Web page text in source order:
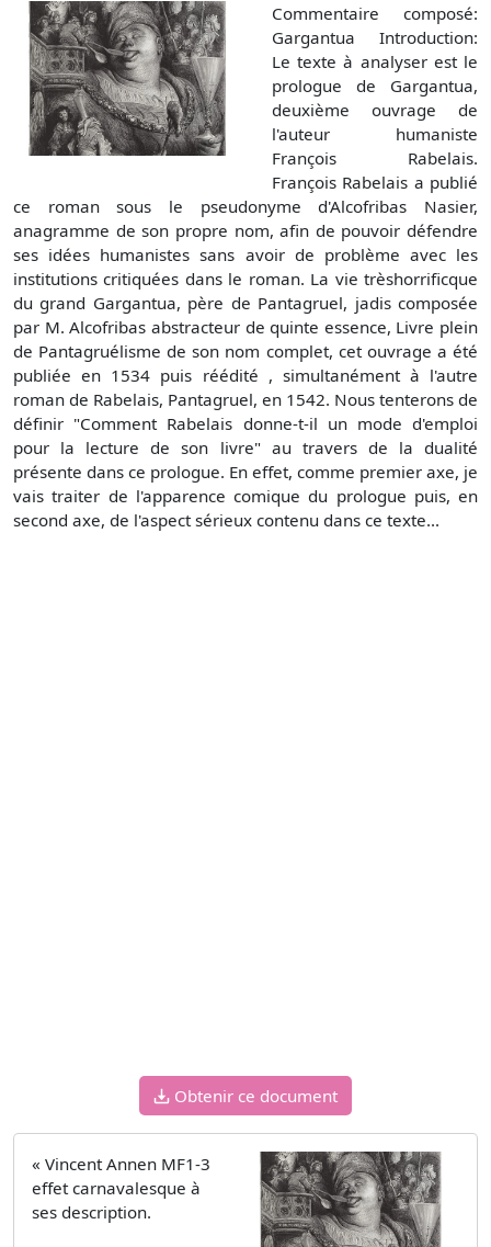
Commentaire composé:
Gargantua Introduction:
Le texte à analyser est le
prologue de Gargantua,
deuxième ouvrage de
l'auteur humaniste
François Rabelais.
François Rabelais a publié
ce roman sous le pseudonyme d'Alcofribas Nasier,
anagramme de son propre nom, afin de pouvoir défendre
ses idées humanistes sans avoir de problème avec les
institutions critiquées dans le roman. La vie trèshorrificque
du grand Gargantua, père de Pantagruel, jadis composée
par M. Alcofribas abstracteur de quinte essence, Livre plein
de Pantagruélisme de son nom complet, cet ouvrage a été
publiée en 1534 puis réédité , simultanément à l'autre
roman de Rabelais, Pantagruel, en 1542. Nous tenterons de
définir "Comment Rabelais donne-t-il un mode d'emploi
pour la lecture de son livre" au travers de la dualité
présente dans ce prologue. En effet, comme premier axe, je
vais traiter de l'apparence comique du prologue puis, en
second axe, de l'aspect sérieux contenu dans ce texte...
Obtenir ce document
« Vincent Annen MF1-3
effet carnavalesque à
ses description.